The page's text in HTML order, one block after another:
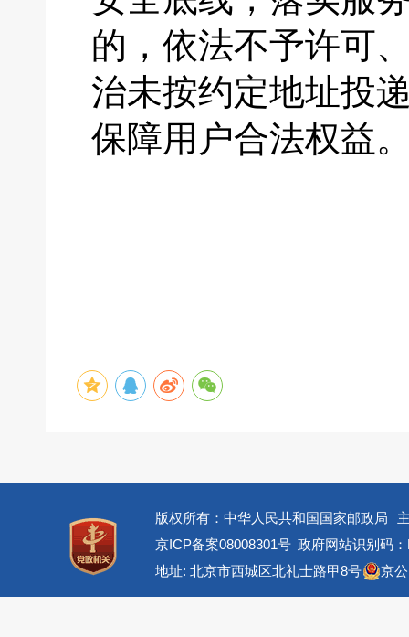
的，依法不予许可
治未按约定地址投
保障用户合法权益
版权所有：中华人民共和国国家邮政局
京ICP备案08008301号 政府网站识别码
地址: 北京市西城区北礼士路甲8号
京